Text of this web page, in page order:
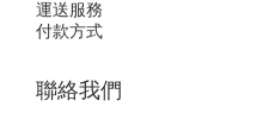
運送服務
付款方式
聯絡我們